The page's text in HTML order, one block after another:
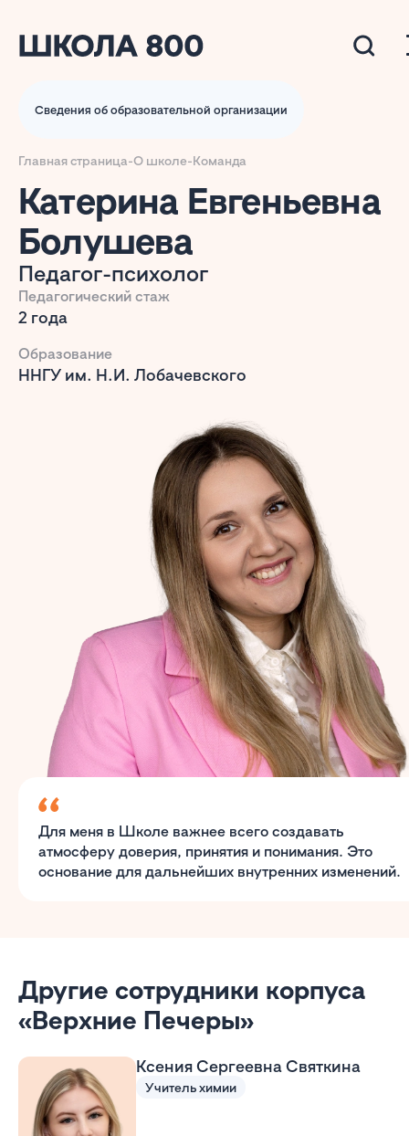
Сведения об образовательной организации
Главная страница-О школе-Команда
Катерина Евгеньевна
Болушева
Педагог-психолог
Педагогический стаж
2 года
Образование
ННГУ им. Н.И. Лобачевского
Для меня в Школе важнее всего создавать
атмосферу доверия, принятия и понимания. Это
основание для дальнейших внутренних изменений.
Другие сотрудники корпуса
«Верхние Печеры»
Ксения Сергеевна Святкина
Учитель химии